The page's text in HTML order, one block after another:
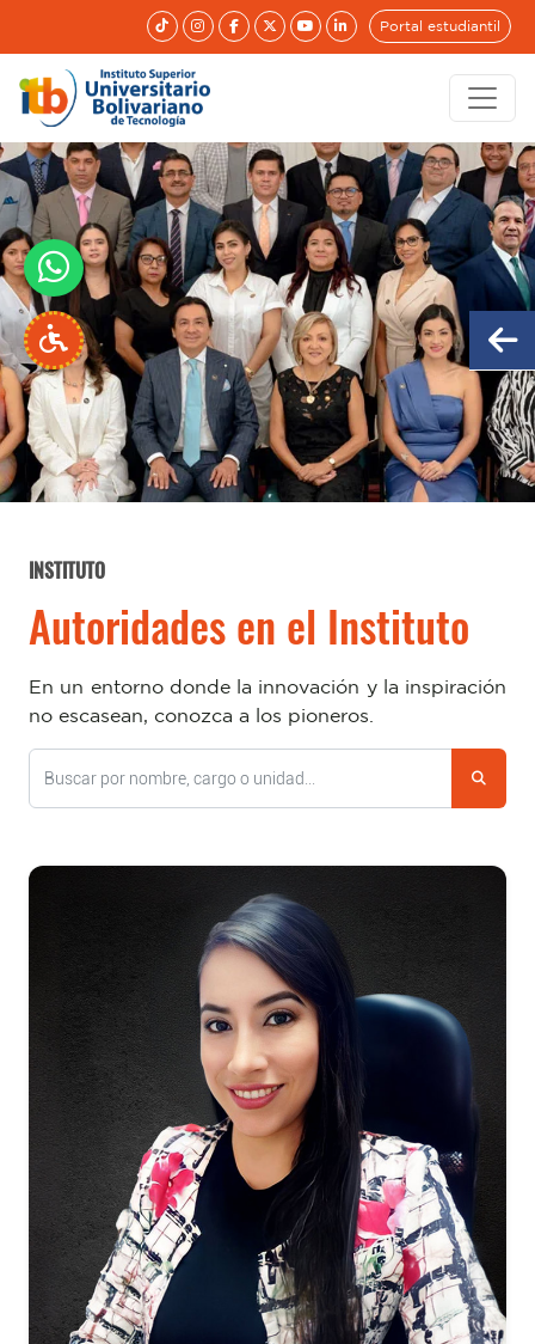
Portal estudiantil
INSTITUTO
Autoridades en el Instituto
En un entorno donde la innovación y la inspiración
no escasean, conozca a los pioneros.